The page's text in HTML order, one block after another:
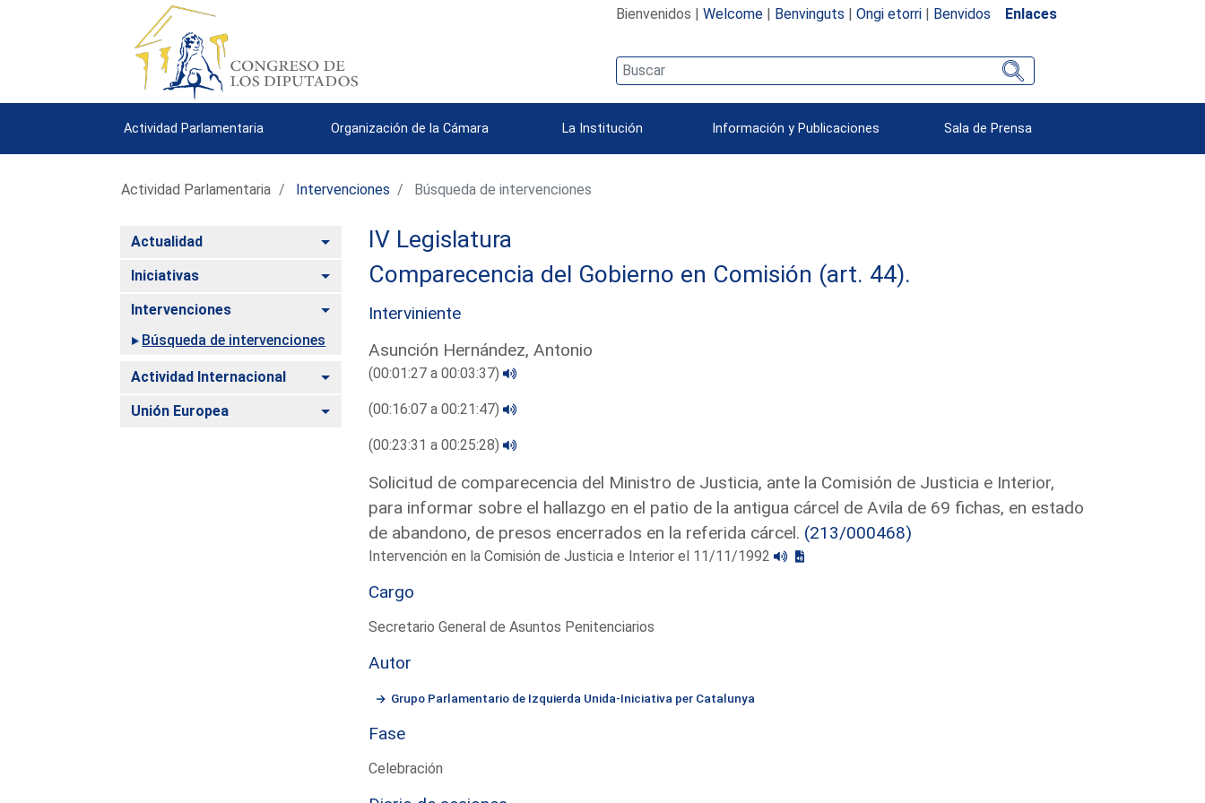
Bienvenidos | Welcome| Benvinguts | Ongi etorri| Benvidos Enlaces
Actividad Parlamentaria Organización de la Cámara La Institución Información y Publicaciones Sala de Prensa
Actividad Parlamentaria Intervenciones Búsqueda de intervenciones
Actualidad Alternar
Iniciativas Alternar
Intervenciones
Alternar
Búsqueda de intervenciones
Actividad Internacional Alternar
Unión Europea Alternar
IV Legislatura
Comparecencia del Gobierno en Comisión (art. 44).
Interviniente
Asunción Hernández, Antonio
(00:01:27 a 00:03:37)
(00:16:07 a 00:21:47)
(00:23:31 a 00:25:28)
Solicitud de comparecencia del Ministro de Justicia, ante la Comisión de Justicia e Interior,
para informar sobre el hallazgo en el patio de la antigua cárcel de Avila de 69 fichas, en estado
de abandono, de presos encerrados en la referida cárcel. (213/000468)
Intervención en la Comisión de Justicia e Interior el 11/11/1992
Cargo
Secretario General de Asuntos Penitenciarios
Autor
Grupo Parlamentario de Izquierda Unida-Iniciativa per Catalunya
Fase
Celebración